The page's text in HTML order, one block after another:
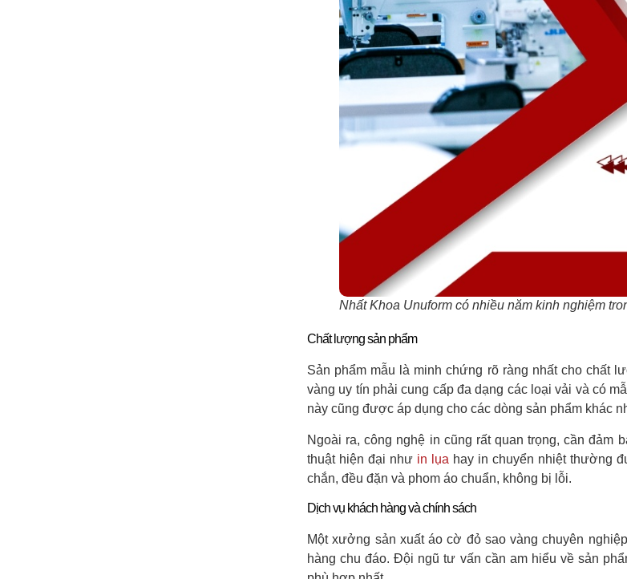
Nhất Khoa Unuform có nhiều năm kinh nghiệm
Chất lượng sản phẩm
Sản phẩm mẫu là minh chứng rõ ràng nhất cho chất
vàng uy tín phải cung cấp đa dạng các loại vải và có
này cũng được áp dụng cho các dòng sản phẩm khác
Ngoài ra, công nghệ in cũng rất quan trọng, cần đảm
thuật hiện đại như in lụa hay in chuyển nhiệt thường
chắn, đều đặn và phom áo chuẩn, không bị lỗi.
Dịch vụ khách hàng và chính sách
Một xưởng sản xuất áo cờ đỏ sao vàng chuyên
hàng chu đáo. Đội ngũ tư vấn cần am hiểu về sản